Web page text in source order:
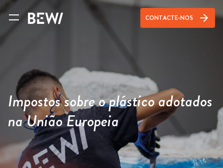
CONTACTE-NOS arrow_forward
Impostos sobre o plástico adotados
na União Europeia